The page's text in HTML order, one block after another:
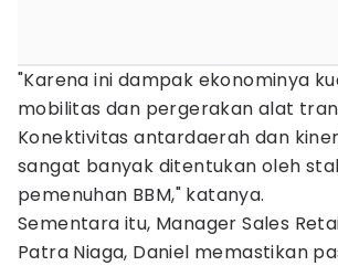
"Karena ini dampak ekonominya
mobilitas dan pergerakan alat
Konektivitas antardaerah dan
sangat banyak ditentukan oleh
pemenuhan BBM," katanya.
Sementara itu, Manager Sales
Patra Niaga, Daniel memastikan